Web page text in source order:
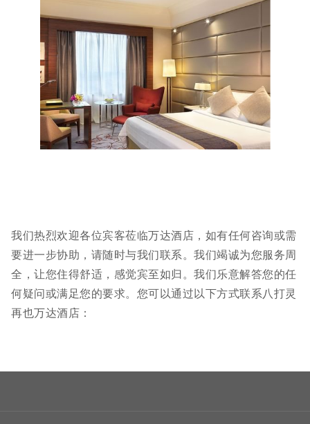
我们热烈欢迎各位宾客莅临万达酒店，如有任何咨询或需
要进一步协助，请随时与我们联系。我们竭诚为您服务周
全，让您住得舒适，感觉宾至如归。我们乐意解答您的任
何疑问或满足您的要求。您可以通过以下方式联系八打灵
再也万达酒店：